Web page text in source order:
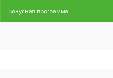
Бонусная программа